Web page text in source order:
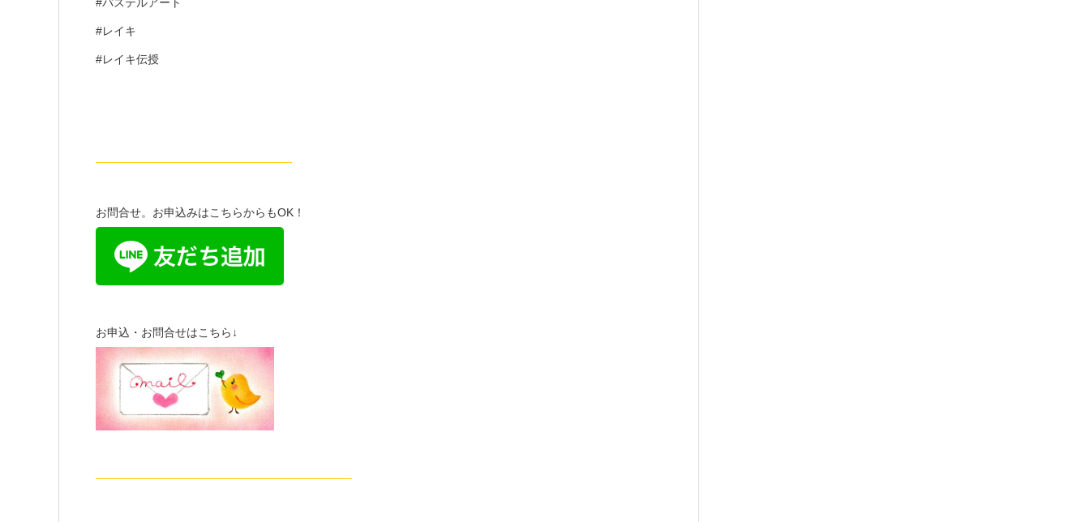
#レイキ
#レイキ伝授
—————————————————-
お問合せ。お申込みはこちらからもOK！
お申込・お問合せはこちら↓
——————————————————————–